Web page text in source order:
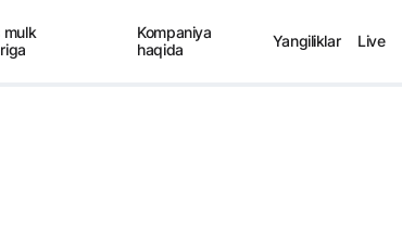
mulk
Kompaniya
haqida
Yangiliklar Live